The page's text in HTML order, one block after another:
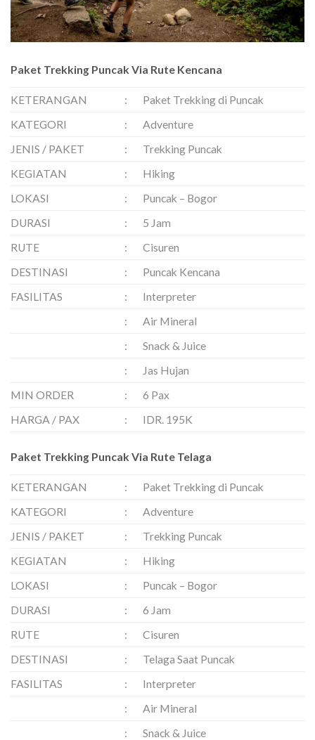
Paket Trekking Puncak Via Rute Kencana
KETERANGAN :
Paket Trekking di Puncak
KATEGORI
:
Adventure
JENIS / PAKET
:
Trekking Puncak
KEGIATAN
:
Hiking
LOKASI
:
Puncak – Bogor
DURASI
:
5 Jam
RUTE
:
Cisuren
DESTINASI
:
Puncak Kencana
FASILITAS
:
Interpreter
:
Air Mineral
:
Snack & Juice
:
Jas Hujan
MIN ORDER
:
6 Pax
HARGA / PAX
: IDR. 195K
Paket Trekking Puncak Via Rute Telaga
KETERANGAN :
Paket Trekking di Puncak
KATEGORI
:
Adventure
JENIS / PAKET
:
Trekking Puncak
KEGIATAN
:
Hiking
LOKASI
:
Puncak – Bogor
DURASI
:
6 Jam
RUTE
:
Cisuren
DESTINASI
:
Telaga Saat Puncak
FASILITAS
:
Interpreter
:
Air Mineral
:
Snack & Juice